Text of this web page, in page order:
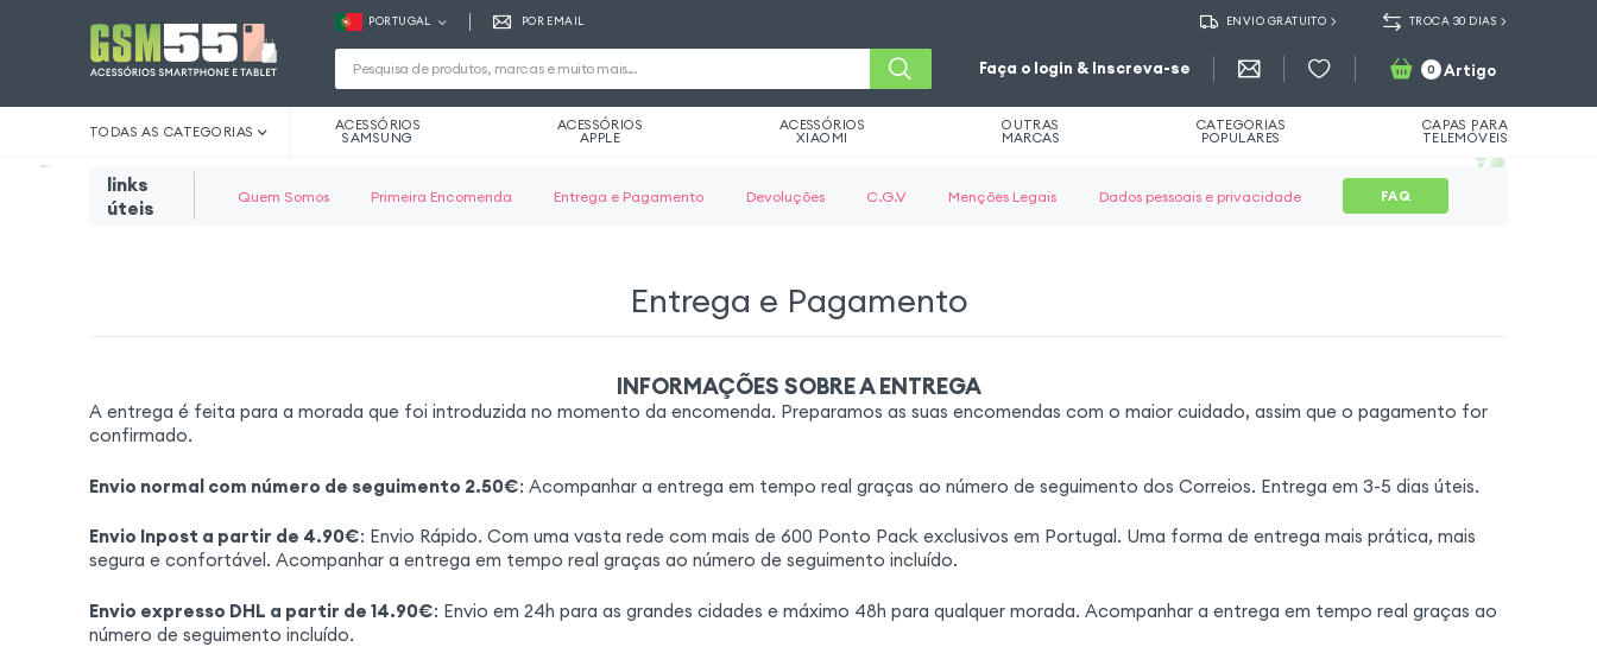
PORTUGAL POR EMAIL ENVIO GRATUITO TROCA 30 DIAS
Faça o login & Inscreva-se 0 Artigo
TODAS AS CATEGORIAS ACESSÓRIOS
SAMSUNG
ACESSÓRIOS
APPLE
ACESSÓRIOS
XIAOMI
OUTRAS
MARCAS
CATEGORIAS
POPULARES
CAPAS PARA
TELEMÓVEIS
links
úteis
Quem Somos Primeira Encomenda Entrega e Pagamento Devoluções C.G.V Menções Legais Dados pessoais e privacidade FAQ
Entrega e Pagamento
INFORMAÇÕES SOBRE A ENTREGA
A entrega é feita para a morada que foi introduzida no momento da encomenda. Preparamos as suas encomendas com o maior cuidado, assim que o pagamento for
confirmado.
Envio normal com número de seguimento 2.50€: Acompanhar a entrega em tempo real graças ao número de seguimento dos Correios. Entrega em 3-5 dias úteis.
Envio Inpost a partir de 4.90€: Envio Rápido. Com uma vasta rede com mais de 600 Ponto Pack exclusivos em Portugal. Uma forma de entrega mais prática, mais
segura e confortável. Acompanhar a entrega em tempo real graças ao número de seguimento incluído.
Envio expresso DHL a partir de 14.90€: Envio em 24h para as grandes cidades e máximo 48h para qualquer morada. Acompanhar a entrega em tempo real graças ao
número de seguimento incluído.